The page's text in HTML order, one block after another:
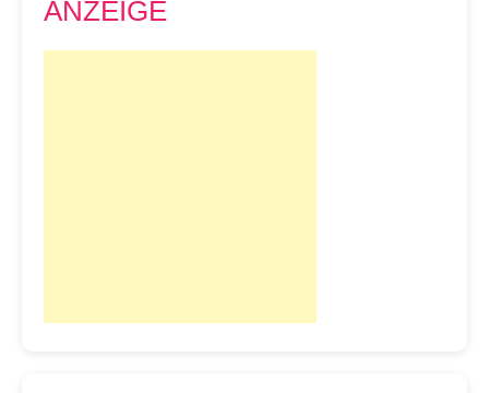
ANZEIGE